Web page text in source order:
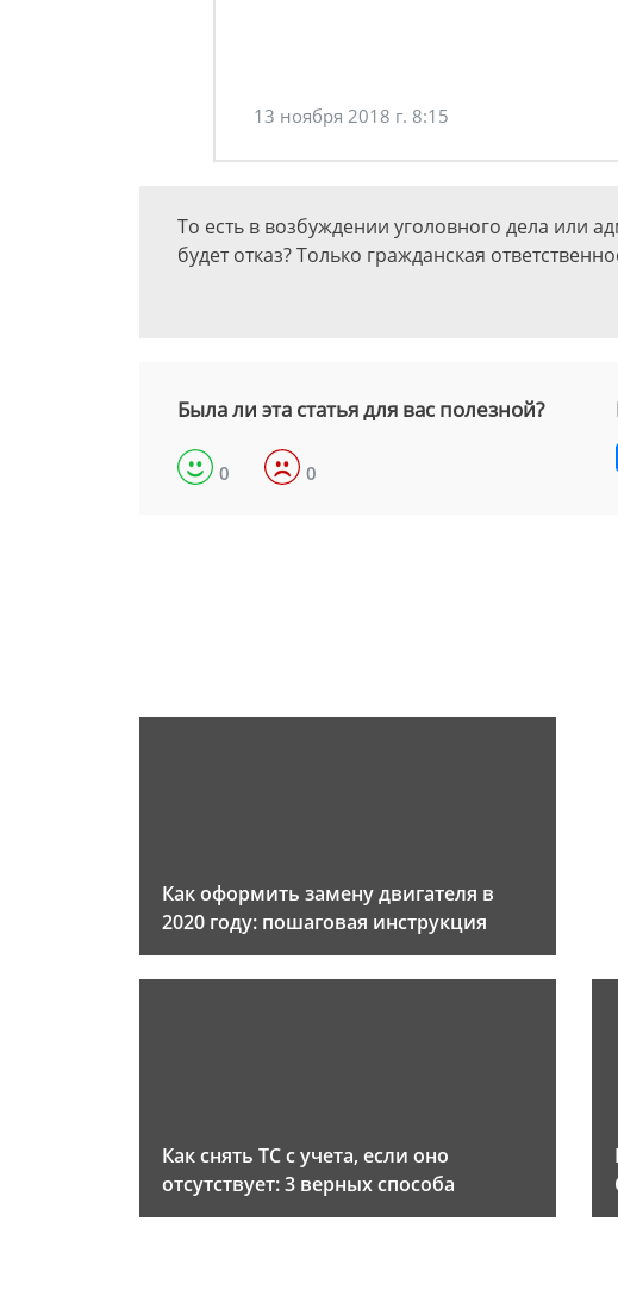
13 ноября 2018 г. 8:15
То есть в возбуждении уголовного дела или
будет отказ? Только гражданская
Была ли эта статья для вас полезной?
0 0
Как оформить замену двигателя в
2020 году: пошаговая инструкция
Как снять ТС с учета, если оно
отсутствует: 3 верных способа